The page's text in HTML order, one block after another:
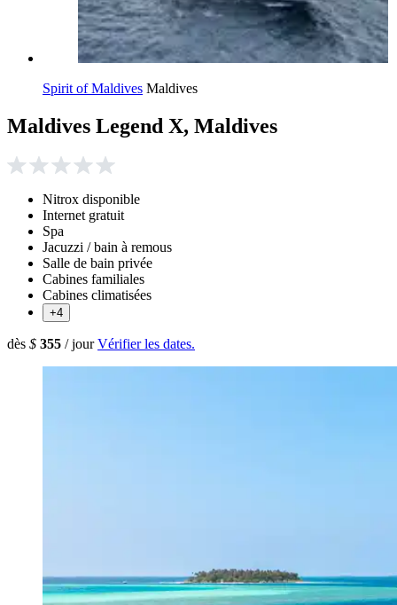
Spirit of Maldives Maldives
Maldives Legend X, Maldives
Nitrox disponible
Internet gratuit
Spa
Jacuzzi / bain à remous
Salle de bain privée
Cabines familiales
Cabines climatisées
+4
dès $ 355 / jour Vérifier les dates.